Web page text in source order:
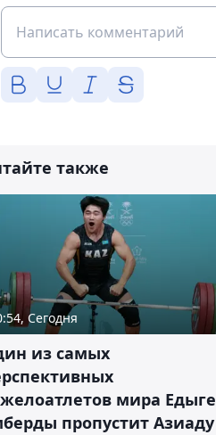
также
Сегодня
из самых
мира Едыге
пропустит Азиаду